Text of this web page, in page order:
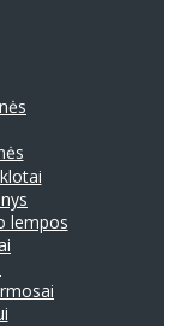
lempos